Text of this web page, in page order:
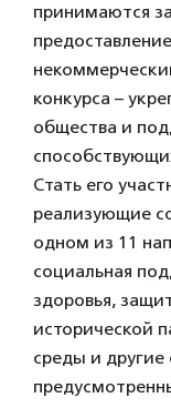
принимаются
конкурса –
общества и
Стать его
реализующие
одном из 11
социальная
здоровья,
исторической
среды и